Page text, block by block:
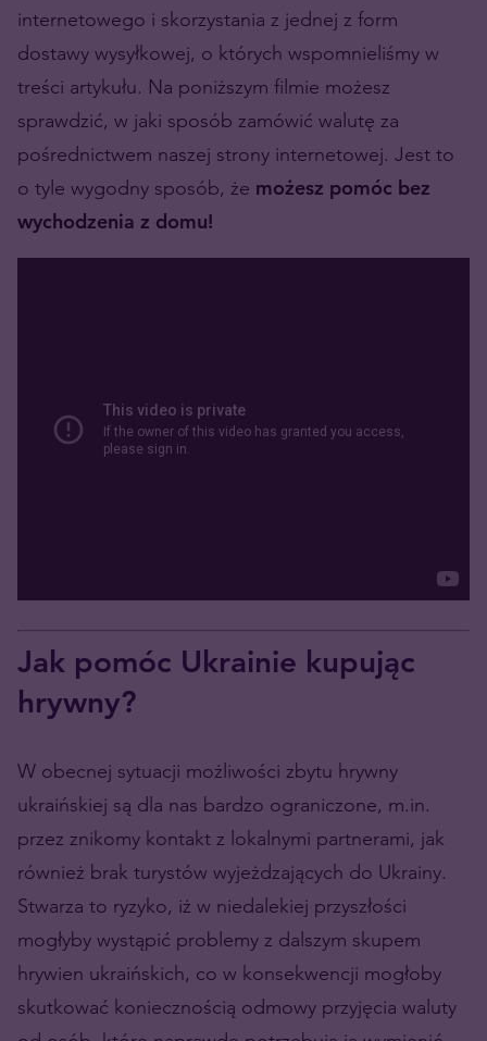
internetowego i skorzystania z jednej z form
dostawy wysyłkowej, o których wspomnieliśmy w
treści artykułu. Na poniższym filmie możesz
sprawdzić, w jaki sposób zamówić walutę za
pośrednictwem naszej strony internetowej. Jest to
o tyle wygodny sposób, że możesz pomóc bez
wychodzenia z domu!
Jak pomóc Ukrainie kupując
hrywny?
W obecnej sytuacji możliwości zbytu hrywny
ukraińskiej są dla nas bardzo ograniczone, m.in.
przez znikomy kontakt z lokalnymi partnerami, jak
również brak turystów wyjeżdzających do Ukrainy.
Stwarza to ryzyko, iż w niedalekiej przyszłości
mogłyby wystąpić problemy z dalszym skupem
hrywien ukraińskich, co w konsekwencji mogłoby
skutkować koniecznością odmowy przyjęcia waluty